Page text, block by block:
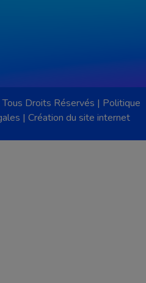
Droits Réservés | Politique
| Création du site internet